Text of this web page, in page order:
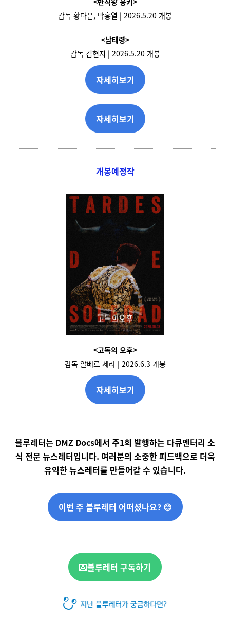
감독 황다은, 박홍열 | 2026.5.20 개봉
<남태령>
감독 김현지 | 2026.5.20 개봉
자세히보기
자세히보기
개봉예정작
<고독의 오후>
감독 알베르 세라 | 2026.6.3 개봉
자세히보기
블루레터는 DMZ Docs에서 주1회 발행하는 다큐멘터리 소
식 전문 뉴스레터입니다. 여러분의 소중한 피드백으로 더욱
유익한 뉴스레터를 만들어갈 수 있습니다.
이번 주 블루레터 어떠셨나요? 😊
💌블루레터 구독하기